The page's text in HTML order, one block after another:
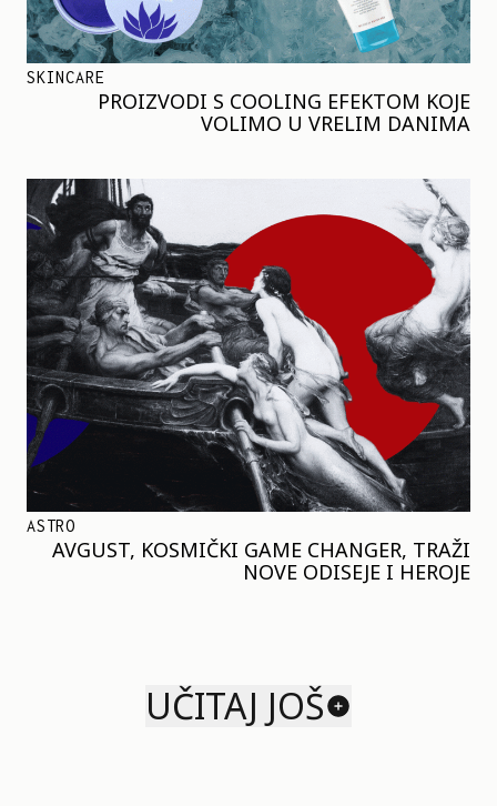
SKINCARE
PROIZVODI S COOLING EFEKTOM KOJE
VOLIMO U VRELIM DANIMA
ASTRO
AVGUST, KOSMIČKI GAME CHANGER, TRAŽI
NOVE ODISEJE I HEROJE
UČITAJ JOŠ